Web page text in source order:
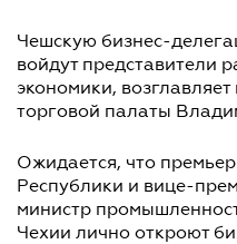
Чешскую бизнес-
войдут представители
экономики,
торговой палаты
Ожидается, что
Республики и вице-
министр
Чехии лично откроют